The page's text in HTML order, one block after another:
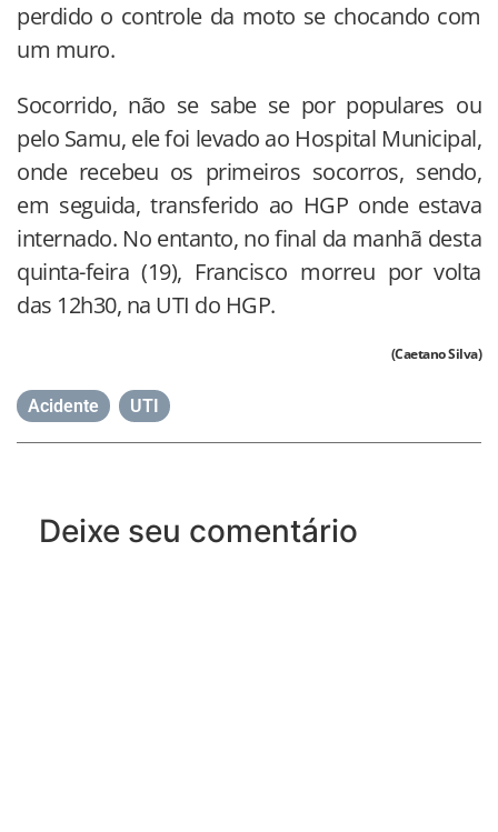
perdido o controle da moto se chocando com
um muro.
Socorrido, não se sabe se por populares ou
pelo Samu, ele foi levado ao Hospital Municipal,
onde recebeu os primeiros socorros, sendo,
em seguida, transferido ao HGP onde estava
internado. No entanto, no final da manhã desta
quinta-feira (19), Francisco morreu por volta
das 12h30, na UTI do HGP.
(Caetano Silva)
Acidente UTI
Deixe seu comentário